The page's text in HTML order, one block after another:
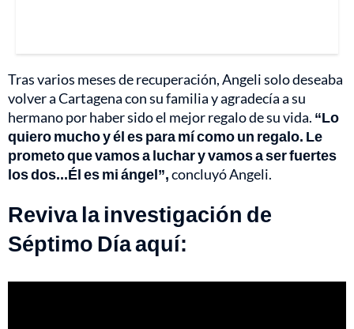
Tras varios meses de recuperación, Angeli solo deseaba
volver a Cartagena con su familia y agradecía a su
hermano por haber sido el mejor regalo de su vida. “Lo
quiero mucho y él es para mí como un regalo. Le
prometo que vamos a luchar y vamos a ser fuertes
los dos...Él es mi ángel”,concluyó Angeli.
Reviva la investigación de
Séptimo Día aquí: